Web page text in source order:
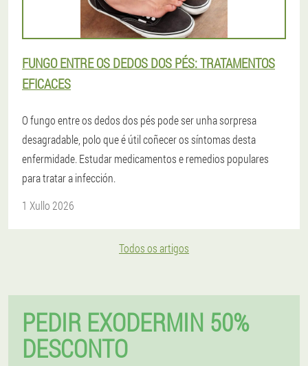
FUNGO ENTRE OS DEDOS DOS PÉS: TRATAMENTOS
EFICACES
O fungo entre os dedos dos pés pode ser unha sorpresa
desagradable, polo que é útil coñecer os síntomas desta
enfermidade. Estudar medicamentos e remedios populares
para tratar a infección.
1 Xullo 2026
Todos os artigos
PEDIR EXODERMIN 50%
DESCONTO